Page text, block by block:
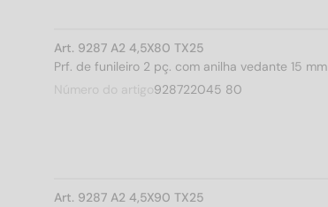
Art. 9287 A2 4,5X80 TX25
Prf. de funileiro 2 pç. com anilha vedante 15 mm
Número do artigo928722045 80
Art. 9287 A2 4,5X90 TX25